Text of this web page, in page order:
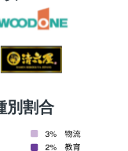
別割合